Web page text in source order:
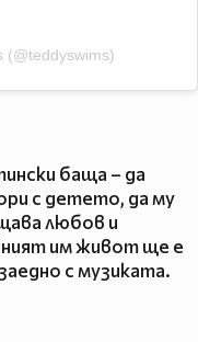
(@teddyswims)
баща – да
с детето, да му
любов и
им живот ще е
с музиката.